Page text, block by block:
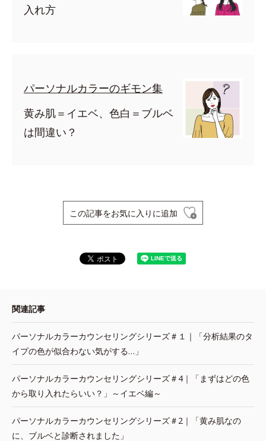
入れ方
パーソナルカラーのギモン集
黄み肌＝イエベ、色白＝ブルベ
は間違い？
この記事をお気に入りに追加
関連記事
パーソナルカラーカウンセリングシリーズ＃１｜「分析結果のタ
イプの色が似合わない気がする…」
パーソナルカラーカウンセリングシリーズ＃4｜「まずはどの色
から取り入れたらいい？」～イエベ編～
パーソナルカラーカウンセリングシリーズ＃2｜「黄み肌なの
に、ブルベと診断されました」